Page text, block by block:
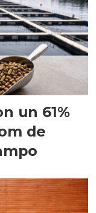
un 61%
de